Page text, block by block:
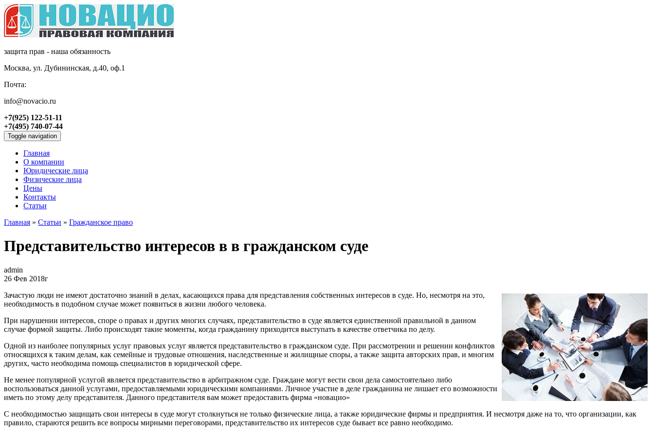
защита прав - наша обязанность
Москва, ул. Дубининская, д.40, оф.1
Почта:
info@novacio.ru
+7(925) 122-51-11
+7(495) 740-07-44
Toggle navigation
Главная
О компании
Юридические лица
Физические лица
Цены
Контакты
Статьи
Главная » Статьи » Гражданское право
Представительство интересов в в гражданском суде
admin
26 Фев 2018г
Зачастую люди не имеют достаточно знаний в делах, касающихся права для представления собственных интересов в суде. Но, несмотря на это,
необходимость в подобном случае может появиться в жизни любого человека.
При нарушении интересов, споре о правах и других многих случаях, представительство в суде является единственной правильной в данном
случае формой защиты. Либо происходят такие моменты, когда гражданину приходится выступать в качестве ответчика по делу.
Одной из наиболее популярных услуг правовых услуг является представительство в гражданском суде. При рассмотрении и решении конфликтов
относящихся к таким делам, как семейные и трудовые отношения, наследственные и жилищные споры, а также защита авторских прав, и многим
других, часто необходима помощь специалистов в юридической сфере.
Не менее популярной услугой является представительство в арбитражном суде. Граждане могут вести свои дела самостоятельно либо
воспользоваться данной услугами, предоставляемыми юридическими компаниями. Личное участие в деле гражданина не лишает его возможности
иметь по этому делу представителя. Данного представителя вам может предоставить фирма «новацио»
С необходимостью защищать свои интересы в суде могут столкнуться не только физические лица, а также юридические фирмы и предприятия. И несмотря даже на то, что организации, как
правило, стараются решить все вопросы мирными переговорами, представительство их интересов суде бывает все равно необходимо.